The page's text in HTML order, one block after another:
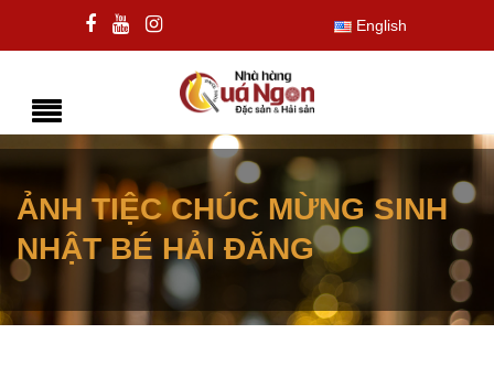
English
ẢNH TIỆC CHÚC MỪNG SINH
NHẬT BÉ HẢI ĐĂNG